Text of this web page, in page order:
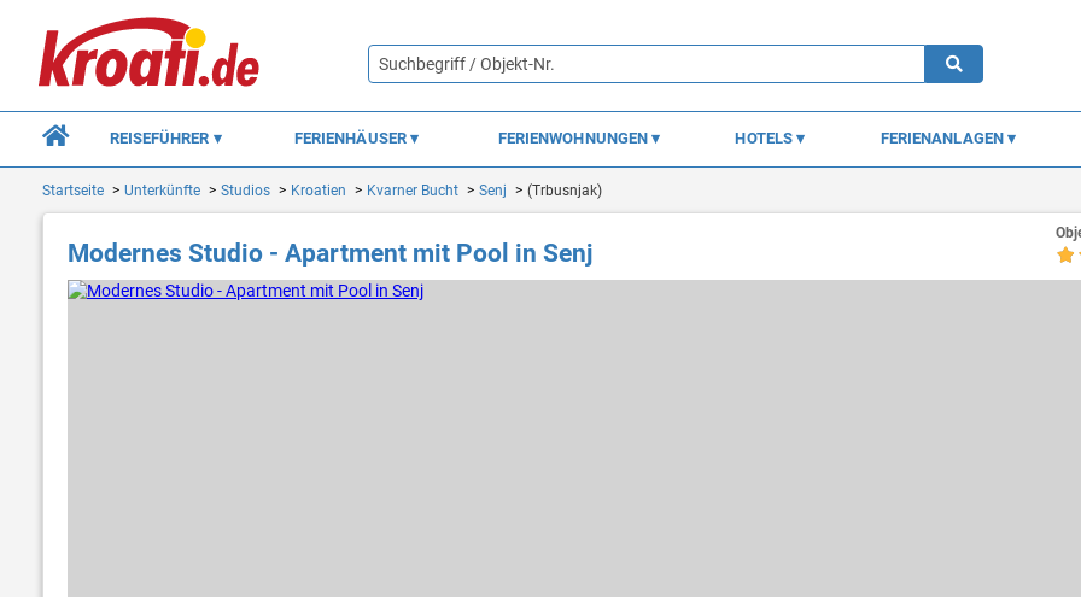
REISEFÜHRER FERIENHÄUSER FERIENWOHNUNGEN HOTELS FERIENANLAGEN
Startseite Unterkünfte Studios Kroatien Kvarner Bucht Senj (Trbusnjak)
Modernes Studio - Apartment mit Pool in Senj